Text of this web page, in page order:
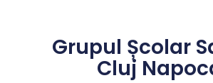
Grupul Școlar
Cluj